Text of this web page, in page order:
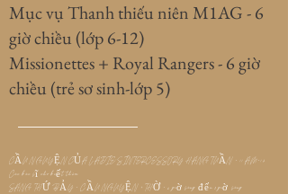
Mục vụ Thanh thiếu niên M1AG - 6
giờ chiều (lớp 6-12)
Missionettes + Royal Rangers - 6 giờ
chiều (trẻ sơ sinh-lớp 5)
CẦU NGUYỆN CỦA LADIE'S INTERCESSORY HÀNG TUẦN - 11 AM-12
Các bác sĩ cho biết thêm:
SÁNG THỨ BẢY - CẦU NGUYỆN + THỜ - 6 giờ sáng đến 8 giờ sáng